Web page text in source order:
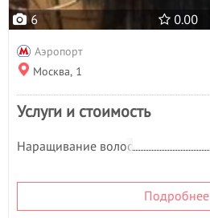
6 0.00
Аэропорт
Москва, 1
Услуги и стоимость
Наращивание волос
Подробнее